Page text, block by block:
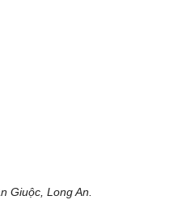
Giuộc, Long An.